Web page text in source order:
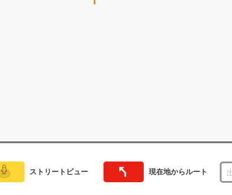
ストリートビュー 現在地からルート